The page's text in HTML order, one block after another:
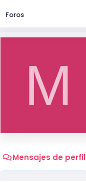
Foros
M
Mensajes de perfil